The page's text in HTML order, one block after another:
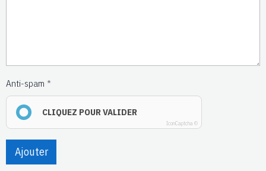
Anti-spam
CLIQUEZ POUR VALIDER
IconCaptcha ©
Ajouter